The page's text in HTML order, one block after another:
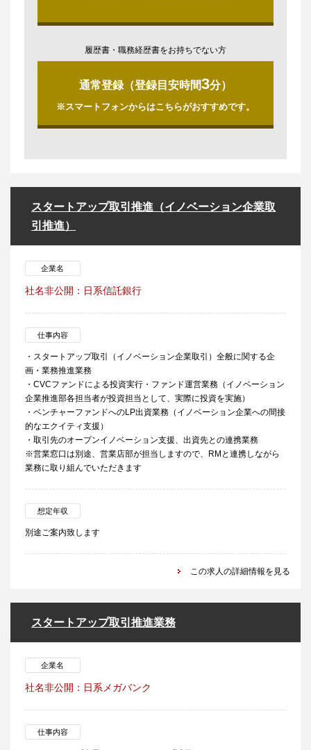
履歴書・職務経歴書をお持ちでない方
通常登録（登録目安時間3分）
※スマートフォンからはこちらがおすすめです。
スタートアップ取引推進（イノベーション企業取
引推進）
企業名
社名非公開：日系信託銀行
仕事内容
・スタートアップ取引（イノベーション企業取引）全般に関する企
画・業務推進業務
・CVCファンドによる投資実行・ファンド運営業務（イノベーション
企業推進部各担当者が投資担当として、実際に投資を実施）
・ベンチャーファンドへのLP出資業務（イノベーション企業への間接
的なエクイティ支援）
・取引先のオープンイノベーション支援、出資先との連携業務
※営業窓口は別途、営業店部が担当しますので、RMと連携しながら
業務に取り組んでいただきます
想定年収
別途ご案内致します
この求人の詳細情報を見る
スタートアップ取引推進業務
企業名
社名非公開：日系メガバンク
仕事内容